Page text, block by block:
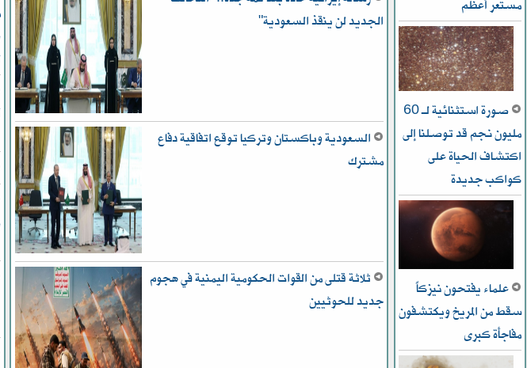
مستعر أعظم
صورة استثنائية لـ 60
مليون نجم قد توصلنا إلى
اكتشاف الحياة على
كواكب جديدة
علماء يفتحون نيزكاً
سقط من المريخ ويكتشفون
مفاجأة كبرى
الجديد لن ينقذ السعودية"
السعودية وباكستان وتركيا توقع اتفاقية دفاع
مشترك
ثلاثة قتلى من القوات الحكومية اليمنية في هجوم
جديد للحوثيين